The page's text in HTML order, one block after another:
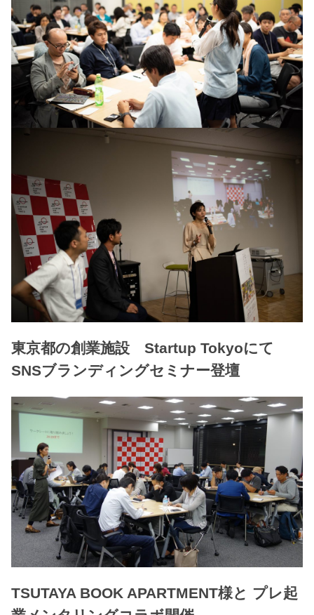
東京都の創業施設 Startup Tokyoにて
SNSブランディングセミナー登壇
TSUTAYA BOOK APARTMENT様と プレ起